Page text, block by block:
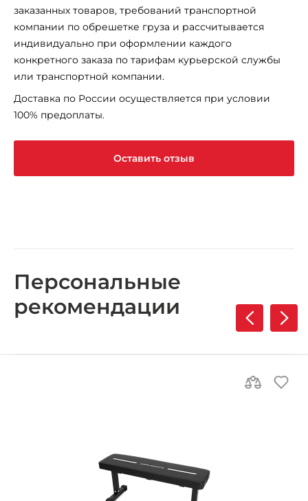
заказанных товаров, требований транспортной
компании по обрешетке груза и рассчитывается
индивидуально при оформлении каждого
конкретного заказа по тарифам курьерской службы
или транспортной компании.
Доставка по России осуществляется при условии
100% предоплаты.
Оставить отзыв
Персональные
рекомендации